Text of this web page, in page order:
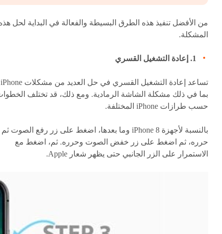
من الأفضل تنفيذ هذه الطرق البسيطة والفعالة في البداية لحل
المشكلة.
1. إعادة التشغيل القسري
بما في ذلك مشكلة الشاشة الرمادية. ومع ذلك، قد تختلف
حسب طرازات iPhone المختلفة.
بالنسبة لأجهزة iPhone 8 وما بعدها، اضغط على زر رفع الصوت ثم
حرره، ثم اضغط على زر خفض الصوت وحرره. ثم، اضغط مع
الاستمرار على الزر الجانبي حتى يظهر شعار Apple.